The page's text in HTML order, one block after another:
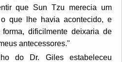
que Sun Tzu merecia um
que lhe havia acontecido, e
dificilmente deixaria de
antecessores."
do Dr. Giles estabeleceu